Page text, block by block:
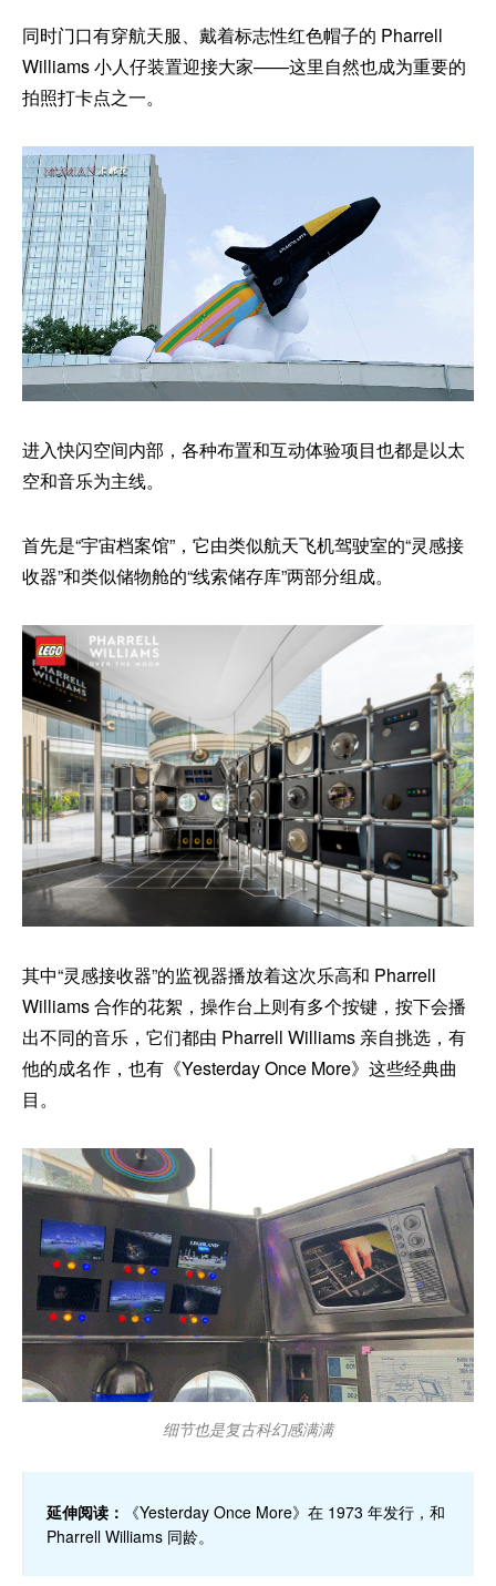
同时门口有穿航天服、戴着标志性红色帽子的 Pharrell
Williams 小人仔装置迎接大家——这里自然也成为重要的
拍照打卡点之一。
进入快闪空间内部，各种布置和互动体验项目也都是以太
空和音乐为主线。
首先是“宇宙档案馆”，它由类似航天飞机驾驶室的“灵感接
收器”和类似储物舱的“线索储存库”两部分组成。
其中“灵感接收器”的监视器播放着这次乐高和 Pharrell
Williams 合作的花絮，操作台上则有多个按键，按下会播
出不同的音乐，它们都由 Pharrell Williams 亲自挑选，有
他的成名作，也有《Yesterday Once More》这些经典曲
目。
细节也是复古科幻感满满
延伸阅读：
《Yesterday Once More》在 1973 年发行，和
Pharrell Williams 同龄。